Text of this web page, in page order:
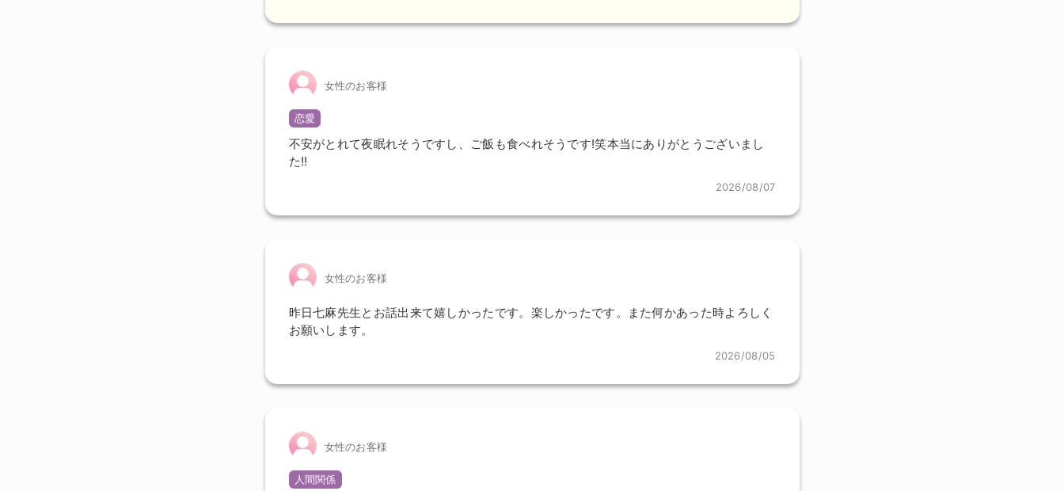
女性のお客様
恋愛
不安がとれて夜眠れそうですし、ご飯も食べれそうです!笑本当にありがとうございまし
た!!
2026/08/07
女性のお客様
昨日七麻先生とお話出来て嬉しかったです。楽しかったです。また何かあった時よろしく
お願いします。
2026/08/05
女性のお客様
人間関係